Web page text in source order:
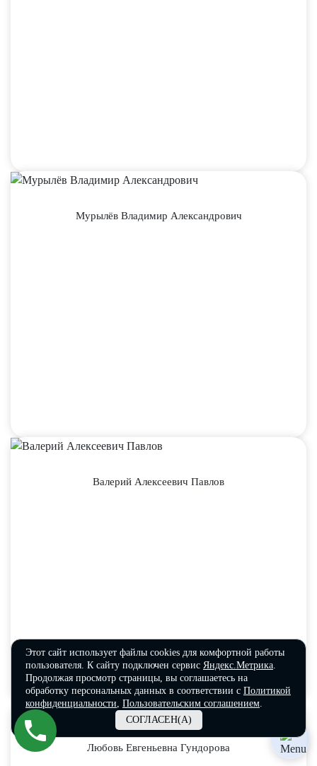
Мурылёв Владимир Александрович
Валерий Алексеевич Павлов
Любовь Евгеньевна Гундорова
Этот сайт использует файлы cookies для комфортной работы
пользователя. К сайту подключен сервис Яндекс.Метрика.
Продолжая просмотр страницы, вы соглашаетесь на
обработку персональных данных в соответствии с Политикой
конфиденциальности, Пользовательским соглашением.
СОГЛАСЕН(А)